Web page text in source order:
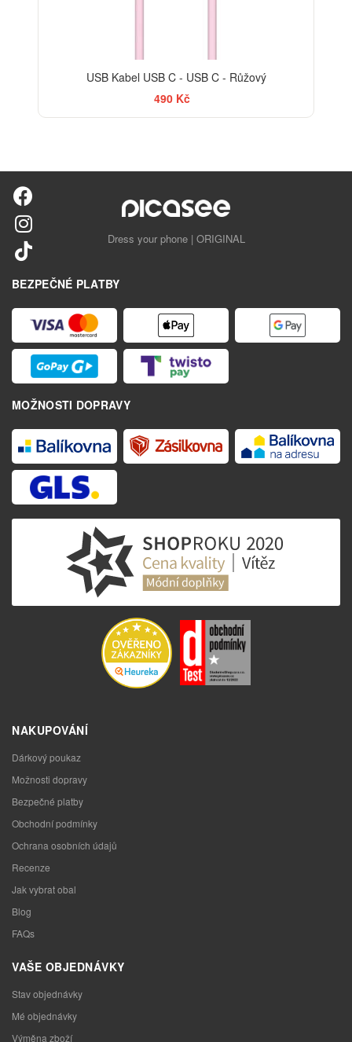
USB Kabel USB C - USB C - Růžový
490 Kč
Dress your phone | ORIGINAL
BEZPEČNÉ PLATBY
MOŽNOSTI DOPRAVY
NAKUPOVÁNÍ
Dárkový poukaz
Možnosti dopravy
Bezpečné platby
Obchodní podmínky
Ochrana osobních údajů
Recenze
Jak vybrat obal
Blog
FAQs
VAŠE OBJEDNÁVKY
Stav objednávky
Mé objednávky
Výměna zboží